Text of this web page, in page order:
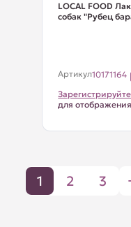
LOCAL FOOD
собак "Рубец
Артикул10171164
для
1 2 3